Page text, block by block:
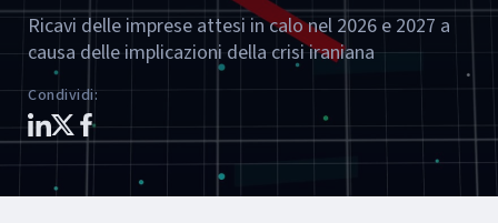
Ricavi delle imprese attesi in calo nel 2026 e 2027 a
causa delle implicazioni della crisi iraniana
Condividi: